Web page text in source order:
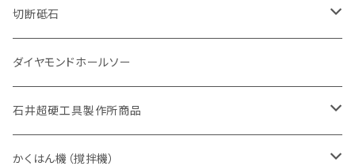
一般道路カッター用
セグメントタイプ
埋設鋳鉄管工事対応タイプ
ヒューム管・U字溝切断用
セグメント
セグメント（特殊凸凹加工チップ
アスファルト切断用
一般道路カッター用
セグメント（特殊凸凹加工チップ
セグメントタイプ
一般道路カッター用
鋳鉄管切断用
セグメントタイプ
埋設鋳鉄管工事対応タイプ
ヒューム管・U字溝切断用
セグメントタイプ
セグメント（特殊凸凹加工チップ
アスファルト切断用
一般道路カッター用
一般道路カッター用
セグメントタイプ
埋設鋳鉄管工事対応タイプ
ヒューム管・U字溝切断用
セグメントタイプ
アスファルト切断用
一般道路カッター用
有効長 250mm
305mm（12インチ）
255mm（10インチ）
305mm（12インチ）
道路（アス・コン兼用）
305mm（12インチ）
355mm（14インチ）
ストレート型チップ
U型チップ
100mm（4インチ）
125mm（5インチ）
切断砥石
金属用
305mm（12インチ）
355mm（14インチ）
非金属用
305mm（12インチ）
ダイヤモンドホールソー
石井超硬工具製作所商品
押し切り（タイル切断機）
かくはん機（撹拌機）